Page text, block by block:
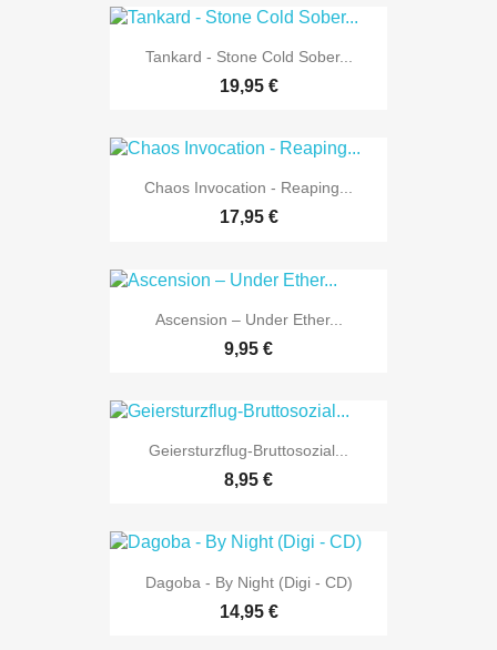
Tankard - Stone Cold Sober...
19,95 €
Chaos Invocation - Reaping...
17,95 €
Ascension ‎– Under Ether...
9,95 €
Geiersturzflug-Bruttosozial...
8,95 €
Dagoba - By Night (Digi - CD)
14,95 €